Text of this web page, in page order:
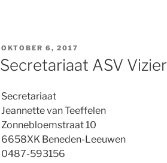
GEPLAATST
OKTOBER 6, 2017
Secretariaat ASV Vizier
Secretariaat
Jeannette van Teeffelen
Zonnebloemstraat 10
6658XK Beneden-Leeuwen
0487-593156